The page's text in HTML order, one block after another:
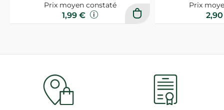
Prix moyen constaté
1,99 €
Prix